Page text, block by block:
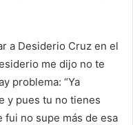
a Desiderio Cruz en el
me dijo no te
problema: “Ya
y pues tu no tienes
no supe más de esa